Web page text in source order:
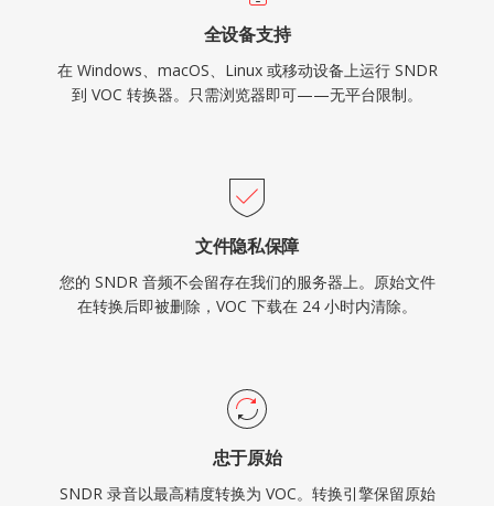
全设备支持
在 Windows、macOS、Linux 或移动设备上运行 SNDR
到 VOC 转换器。只需浏览器即可——无平台限制。
文件隐私保障
您的 SNDR 音频不会留存在我们的服务器上。原始文件
在转换后即被删除，VOC 下载在 24 小时内清除。
忠于原始
SNDR 录音以最高精度转换为 VOC。转换引擎保留原始